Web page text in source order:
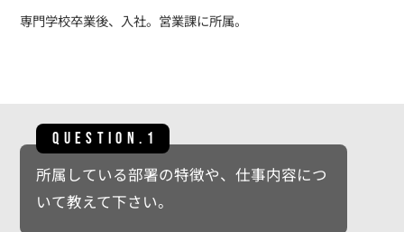
専門学校卒業後、入社。営業課に所属。
QUESTION.1
所属している部署の特徴や、仕事内容につ
いて教えて下さい。